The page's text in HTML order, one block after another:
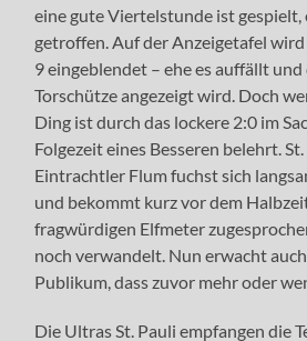
eine gute Viertelstunde ist
getroffen. Auf der Anzeigetafel
9 eingeblendet – ehe es auffällt
Torschütze angezeigt wird. Doch
Ding ist durch das lockere 2:0 im
Folgezeit eines Besseren belehrt.
Eintrachtler Flum fuchst sich
und bekommt kurz vor dem
fragwürdigen Elfmeter
noch verwandelt. Nun erwacht
Publikum, dass zuvor mehr oder
Die Ultras St. Pauli empfangen die